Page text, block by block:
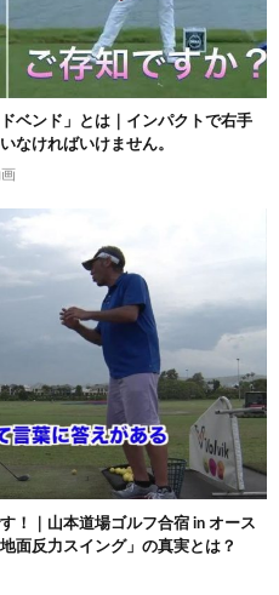
ベンド」とは｜インパクトで右手
なければいけません。
！｜山本道場ゴルフ合宿 in オース
面反力スイング」の真実とは？